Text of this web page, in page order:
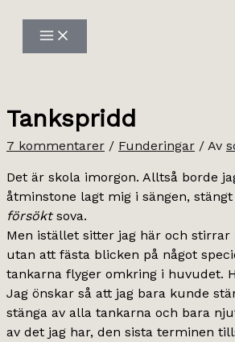
innehåll
Tankspridd
7 kommentarer / Funderingar / Av
Det är skola imorgon. Alltså borde
åtminstone lagt mig i sängen, stängt
försöktsova.
Men istället sitter jag här och stirrar
utan att fästa blicken på något
tankarna flyger omkring i huvudet.
Jag önskar så att jag bara kunde
stänga av alla tankarna och bara
av det jag har, den sista terminen